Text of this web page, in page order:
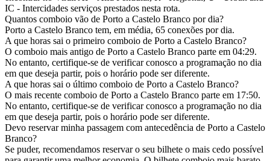
IC - Intercidades serviços prestados nesta rota.
Quantos comboio vão de Porto a Castelo Branco por dia?
Porto a Castelo Branco tem, em média, 65 conexões por dia.
A que horas sai o primeiro comboio de Porto a Castelo Branco?
O comboio mais antigo de Porto a Castelo Branco parte em 04:29.
No entanto, certifique-se de verificar conosco a programação no dia
em que deseja partir, pois o horário pode ser diferente.
A que horas sai o último comboio de Porto a Castelo Branco?
O mais recente comboio de Porto a Castelo Branco parte em 17:50.
No entanto, certifique-se de verificar conosco a programação no dia
em que deseja partir, pois o horário pode ser diferente.
Devo reservar minha passagem com antecedência de Porto a Castelo
Branco?
Se puder, recomendamos reservar o seu bilhete o mais cedo possível